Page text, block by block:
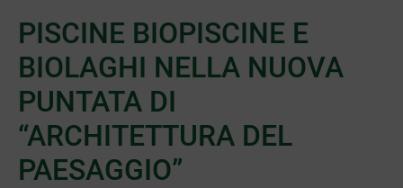
PISCINE BIOPISCINE E
BIOLAGHI NELLA NUOVA
PUNTATA DI
“ARCHITETTURA DEL
PAESAGGIO”